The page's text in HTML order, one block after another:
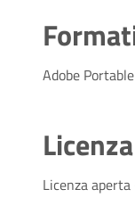
Adobe
Licenza
Licenza